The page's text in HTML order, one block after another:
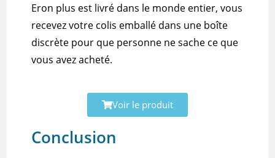
Eron plus est livré dans le monde entier, vous
recevez votre colis emballé dans une boîte
discrète pour que personne ne sache ce que
vous avez acheté.
Voir le produit
Conclusion